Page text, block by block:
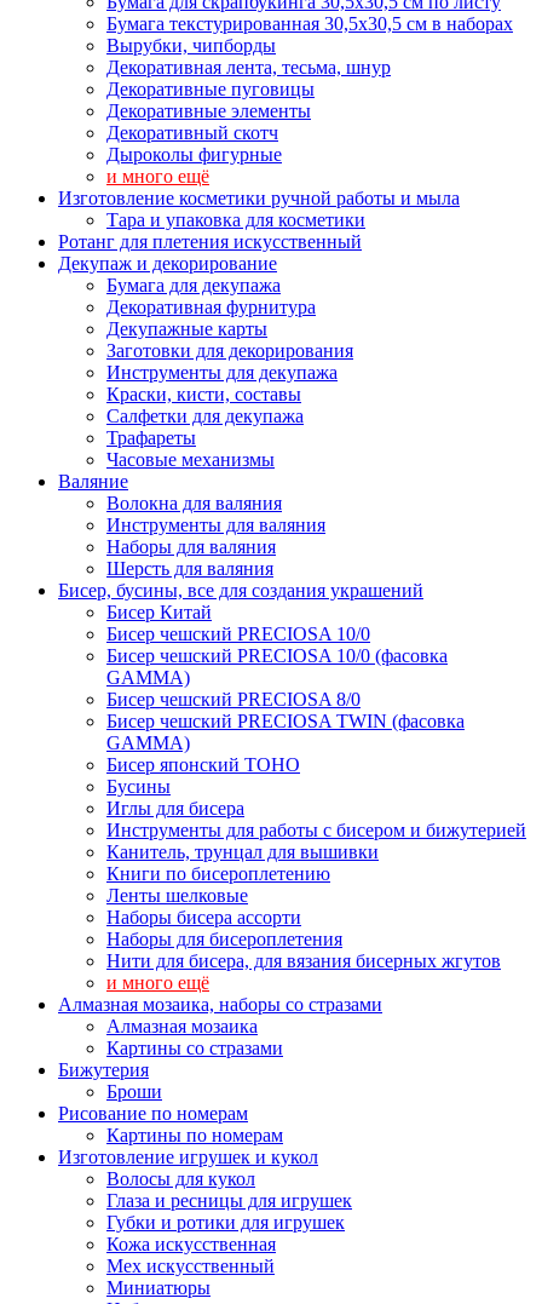
Бумага текстурированная 30,5х30,5 см в наборах
Вырубки, чипборды
Декоративная лента, тесьма, шнур
Декоративные пуговицы
Декоративные элементы
Декоративный скотч
Дыроколы фигурные
и много ещё
Изготовление косметики ручной работы и мыла
Тара и упаковка для косметики
Ротанг для плетения искусственный
Декупаж и декорирование
Бумага для декупажа
Декоративная фурнитура
Декупажные карты
Заготовки для декорирования
Инструменты для декупажа
Краски, кисти, составы
Салфетки для декупажа
Трафареты
Часовые механизмы
Валяние
Волокна для валяния
Инструменты для валяния
Наборы для валяния
Шерсть для валяния
Бисер, бусины, все для создания украшений
Бисер Китай
Бисер чешский PRECIOSA 10/0
Бисер чешский PRECIOSA 10/0 (фасовка
GAMMA)
Бисер чешский PRECIOSA 8/0
Бисер чешский PRECIOSA TWIN (фасовка
GAMMA)
Бисер японский TOHO
Бусины
Иглы для бисера
Инструменты для работы с бисером и бижутерией
Канитель, трунцал для вышивки
Книги по бисероплетению
Ленты шелковые
Наборы бисера ассорти
Наборы для бисероплетения
Нити для бисера, для вязания бисерных жгутов
и много ещё
Алмазная мозаика, наборы со стразами
Алмазная мозаика
Картины co стразами
Бижутерия
Броши
Рисование по номерам
Картины по номерам
Изготовление игрушек и кукол
Волосы для кукол
Глаза и ресницы для игрушек
Губки и ротики для игрушек
Кожа искусственная
Мех искусственный
Миниатюры